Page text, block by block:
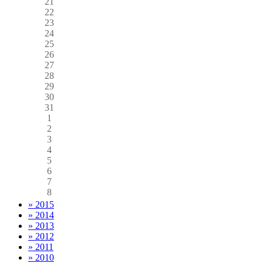
22
23
24
25
26
27
28
29
30
31
1
2
3
4
5
6
7
8
» 2015
» 2014
» 2013
» 2012
» 2011
» 2010